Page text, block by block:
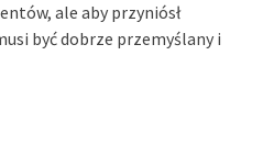
ale aby przyniósł
być dobrze przemyślany i